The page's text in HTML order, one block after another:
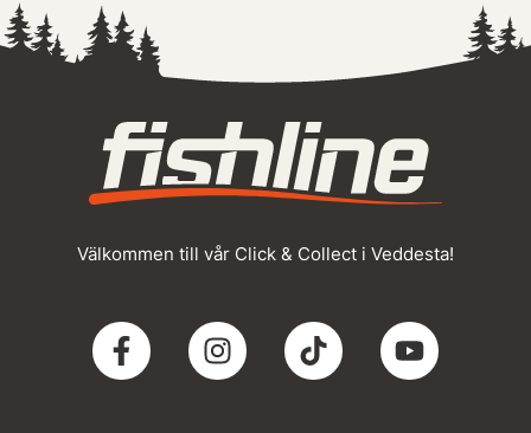
Välkommen till vår Click & Collect i Veddesta!